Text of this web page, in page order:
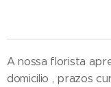
A nossa florista
domicilio , prazos